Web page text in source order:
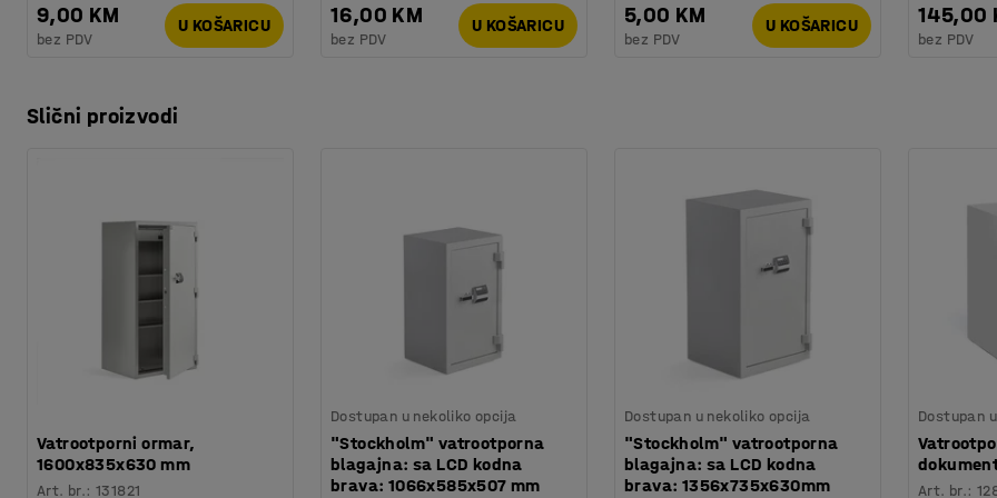
9,00 KM
bez PDV
U KOŠARICU 16,00 KM
bez PDV
U KOŠARICU 5,00 KM
bez PDV
U KOŠARICU 145,00
bez PDV
Slični proizvodi
Vatrootporni ormar,
1600x835x630 mm
Art. br.:131821
Dostupan u nekoliko opcija
"Stockholm" vatrootporna
blagajna: sa LCD kodna
brava: 1066x585x507 mm
Dostupan u nekoliko opcija
"Stockholm" vatrootporna
blagajna: sa LCD kodna
brava: 1356x735x630mm
Dostupan
Art. br.: